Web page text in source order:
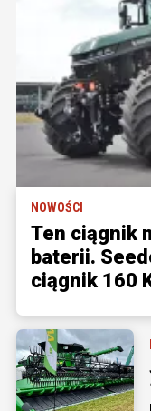
NOWOŚCI
Ten ciągnik
baterii.
ciągnik 160